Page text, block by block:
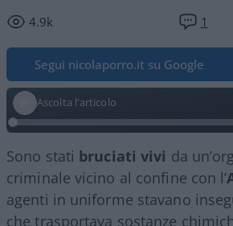
4.9k 1
Segui nicolaporro.it su Google
Ascolta l'articolo
Sono stati bruciati vivi da
criminale vicino al confine con l’
agenti in uniforme stavano
che trasportava sostanze